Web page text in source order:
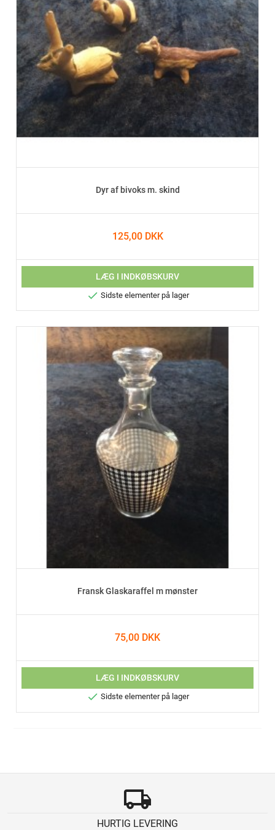
Dyr af bivoks m. skind
125,00 DKK
LÆG I INDKØBSKURV
 Sidste elementer på lager
Fransk Glaskaraffel m mønster
75,00 DKK
LÆG I INDKØBSKURV
 Sidste elementer på lager
local_shipping
HURTIG LEVERING